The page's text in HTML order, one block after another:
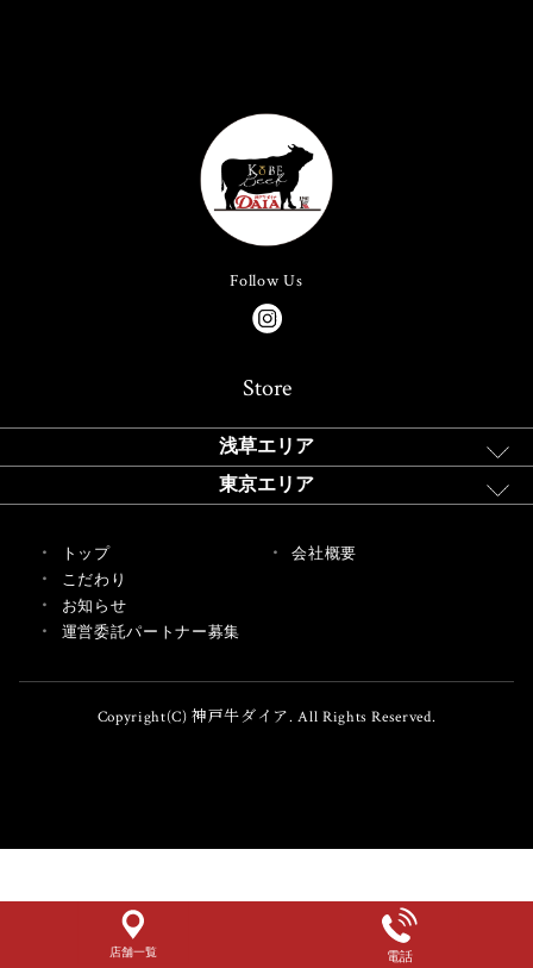
Follow Us
Store
浅草エリア
東京エリア
トップ
こだわり
お知らせ
運営委託パートナー募集
会社概要
Copyright(C) 神戸牛ダイア. All Rights Reserved.